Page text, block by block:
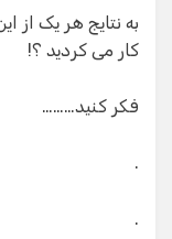
به نتایج هر یک از
کار می کردید ؟!
فکر کنید………
.
.